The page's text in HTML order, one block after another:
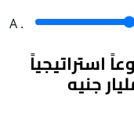
A .
94 مشروعاً استراتيجياً